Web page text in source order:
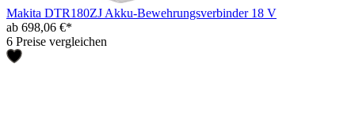
Makita DTR180ZJ Akku-Bewehrungsverbinder 18 V
ab 698,06 €*
6 Preise vergleichen